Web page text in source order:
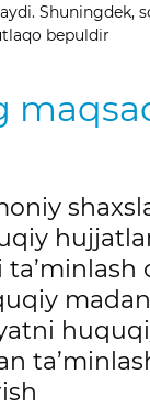
Shuningdek,
bepuldir